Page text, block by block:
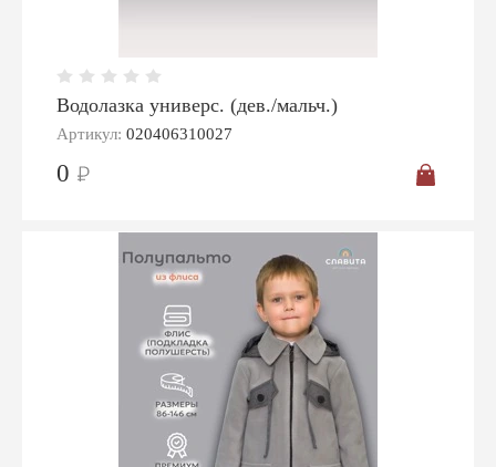
Водолазка универс. (дев./мальч.)
Артикул: 020406310027
0